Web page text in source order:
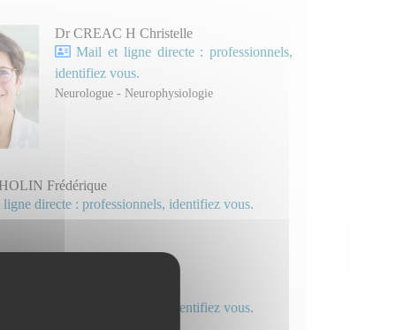
Dr CREAC H Christelle
Mail et ligne directe : professionnels,
identifiez vous.
Neurologue - Neurophysiologie
Frédérique
directe : professionnels, identifiez vous.
ligne directe : professionnels, identifiez vous.